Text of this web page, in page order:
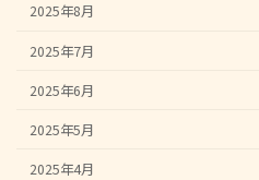
2025年8月
2025年7月
2025年6月
2025年5月
2025年4月